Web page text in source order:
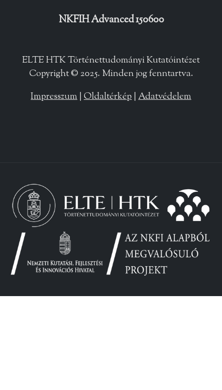
NKFIH Advanced 150600
ELTE HTK Történettudományi Kutatóintézet
Copyright © 2025. Minden jog fenntartva.
Impresszum|Oldaltérkép|Adatvédelem